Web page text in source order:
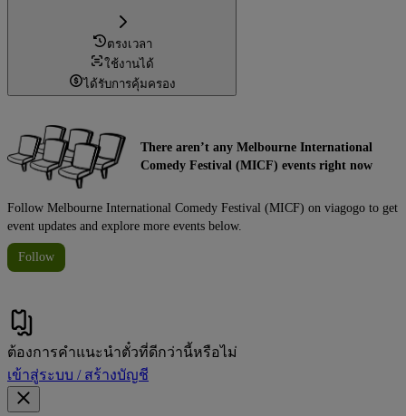
ตรงเวลา
ใช้งานได้
ได้รับการคุ้มครอง
There aren’t any Melbourne International
Comedy Festival (MICF) events right now
Follow Melbourne International Comedy Festival (MICF) on viagogo to get
event updates and explore more events below.
Follow
ต้องการคําแนะนําตั๋วที่ดีกว่านี้หรือไม่
เข้าสู่ระบบ / สร้างบัญชี